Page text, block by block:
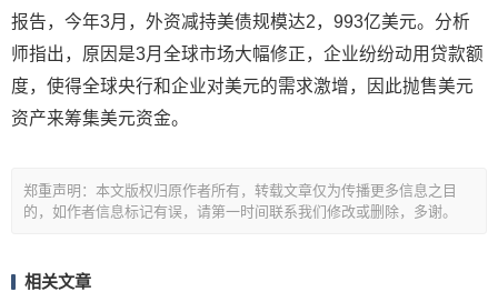
报告，今年3月，外资减持美债规模达2，993亿美元。分析
师指出，原因是3月全球市场大幅修正，企业纷纷动用贷款额
度，使得全球央行和企业对美元的需求激增，因此抛售美元
资产来筹集美元资金。
郑重声明：本文版权归原作者所有，转载文章仅为传播更多信息之目
的，如作者信息标记有误，请第一时间联系我们修改或删除，多谢。
相关文章